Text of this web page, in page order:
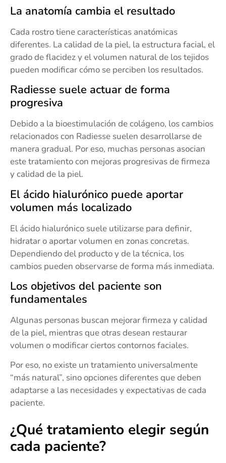
La anatomía cambia el resultado
Cada rostro tiene características anatómicas
diferentes. La calidad de la piel, la estructura facial, el
grado de flacidez y el volumen natural de los tejidos
pueden modificar cómo se perciben los resultados.
Radiesse suele actuar de forma
progresiva
Debido a la bioestimulación de colágeno, los cambios
relacionados con Radiesse suelen desarrollarse de
manera gradual. Por eso, muchas personas asocian
este tratamiento con mejoras progresivas de firmeza
y calidad de la piel.
El ácido hialurónico puede aportar
volumen más localizado
El ácido hialurónico suele utilizarse para definir,
hidratar o aportar volumen en zonas concretas.
Dependiendo del producto y de la técnica, los
cambios pueden observarse de forma más inmediata.
Los objetivos del paciente son
fundamentales
Algunas personas buscan mejorar firmeza y calidad
de la piel, mientras que otras desean restaurar
volumen o modificar ciertos contornos faciales.
Por eso, no existe un tratamiento universalmente
“más natural”, sino opciones diferentes que deben
adaptarse a las necesidades y expectativas de cada
paciente.
¿Qué tratamiento elegir según
cada paciente?